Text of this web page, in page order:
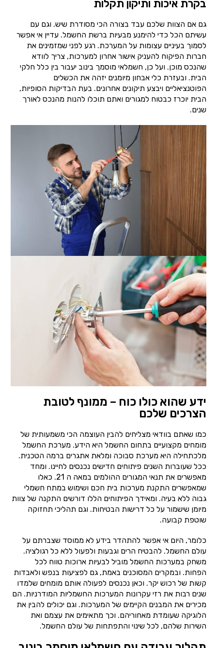
בקרת איכות ותיקון תקלות
גם אם הצוות שלכם עבד בצורה הכי מסודרת שיש. וגם עם
עשיתם הכל כדי להימנע מבעיות ברשת החשמל. עדיין אי אפשר
לסמוך בעיניים עצומות על המערכת. רגע לפני שמזמינים את
חברות הפיקוח להעניק אישור אחרון למערכות, צריך לוודא
שהנכס מוכן. ועל כן, חשמלאי מוסמך בינוב יעבור בין כלל חלקי
הבית. ובעזרת כלי אבחון מיומנים יזהה את הכשלים
הפוטנציאליים ויבצע תיקונים אחרונים. בעת הבדיקות הסופיות,
הבית יוכרז כבטוח למגורים ואתם תוכלו להנות מהנכס לאורך
שנים.
ידע שהוא כולו כוח – ממונף לטובת
הצרכים שלכם
כמו שאתם בוודאי מצליחים להבין העוצמה הכי משמעותית של
מומחים מקצועיים בתחום החשמל היא הידע. מערכת החשמל
מלכתחילה היא מערכת סבוכה ומלאת אתגרים ברמה הטכנית.
ככל שעוברות השנים פיתוחים חדישים נכנסים לחיינו. ומחד
מאפשרים את תנאי המגורים ההולמים במאה ה 21. כאלו
שמאפשרים התקנת מערכות בית חכם ושימוש במתח חשמלי
גבוה ללא בעיה. ומאידך הפיתוחים הללו דורשים התקנה של צוות
מיומן שישמור על כל דרישות הבטיחות. וגם תהליכי תחזוקה
שוטפת קבועה.
כלומר, היום אי אפשר להתהדר בידע לא ממוסד שצברתם על
עולם החשמל. להבטיח הרים וגבעות ולפעול ללא כל רגולציה.
משחק במערכות החשמל מוביל לבעיות ארוכות טווח לכל
הפחות. ובמקרים המסוכנים באמת, גם לפציעות בנפש ולאבדות
קשות של רכוש יקר. וכאן נכנסים לפעולה אותם מומחים שלמדו
שנים רבות את רזי עקרונות המערכות החשמליות המודרניות. הם
מכירים את המבנים הקיימים של המערכות. וגם יכולים להבין את
הלוגיקה שעומדת מאחוריהם. וכך מתאימים את עצמם ואת
השירות שלהם, לכל שינוי והתפתחות של עולם החשמל.